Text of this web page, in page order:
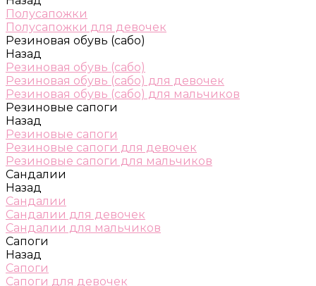
Полусапожки
Полусапожки для девочек
Резиновая обувь (сабо)
Назад
Резиновая обувь (сабо)
Резиновая обувь (сабо) для девочек
Резиновая обувь (сабо) для мальчиков
Резиновые сапоги
Назад
Резиновые сапоги
Резиновые сапоги для девочек
Резиновые сапоги для мальчиков
Сандалии
Назад
Сандалии
Сандалии для девочек
Сандалии для мальчиков
Сапоги
Назад
Сапоги
Сапоги для девочек